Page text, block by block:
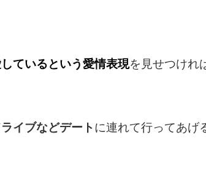
ているという愛情表現を見せつけれ
ライブなどデートに連れて行ってあげ